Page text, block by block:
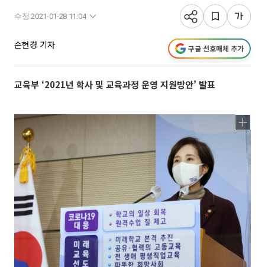
수정 2021-01-28 11:04
손현경 기자 구글 선호매체 추가
교육부 ‘2021년 학사 및 교육과정 운영 지원방안’ 발표